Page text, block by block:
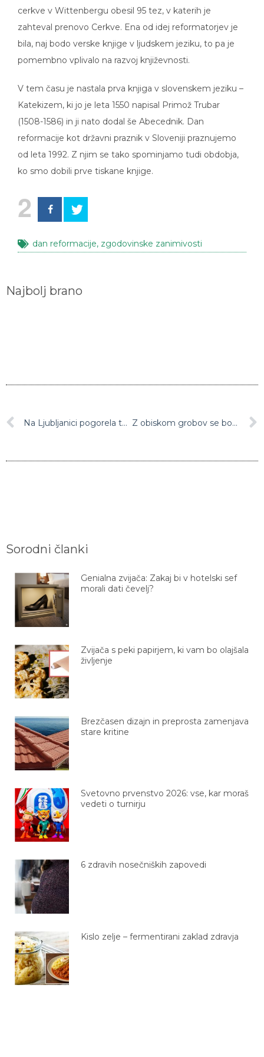
cerkve v Wittenbergu obesil 95 tez, v katerih je
zahteval prenovo Cerkve. Ena od idej reformatorjev je
bila, naj bodo verske knjige v ljudskem jeziku, to pa je
pomembno vplivalo na razvoj književnosti.
V tem času je nastala prva knjiga v slovenskem jeziku –
Katekizem, ki jo je leta 1550 napisal Primož Trubar
(1508-1586) in ji nato dodal še Abecednik. Dan
reformacije kot državni praznik v Sloveniji praznujemo
od leta 1992. Z njim se tako spominjamo tudi obdobja,
ko smo dobili prve tiskane knjige.
2
dan reformacije, zgodovinske zanimivosti
Najbolj brano
Na Ljubljanici pogorela turistična ladjica Z obiskom grobov se bodo mnogi Slovenci danes poklonili spominu na pokojne
Sorodni članki
Genialna zvijača: Zakaj bi v hotelski sef
morali dati čevelj?
Zvijača s peki papirjem, ki vam bo olajšala
življenje
Brezčasen dizajn in preprosta zamenjava
stare kritine
Svetovno prvenstvo 2026: vse, kar moraš
vedeti o turnirju
6 zdravih nosečniških zapovedi
Kislo zelje – fermentirani zaklad zdravja